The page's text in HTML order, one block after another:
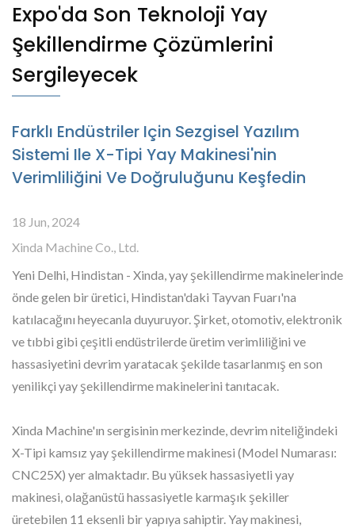
Expo'da Son Teknoloji Yay
Şekillendirme Çözümlerini
Sergileyecek
Farklı Endüstriler Için Sezgisel Yazılım
Sistemi Ile X-Tipi Yay Makinesi'nin
Verimliliğini Ve Doğruluğunu Keşfedin
18 Jun, 2024
Xinda Machine Co., Ltd.
Yeni Delhi, Hindistan - Xinda, yay şekillendirme makinelerinde
önde gelen bir üretici, Hindistan'daki Tayvan Fuarı'na
katılacağını heyecanla duyuruyor. Şirket, otomotiv, elektronik
ve tıbbi gibi çeşitli endüstrilerde üretim verimliliğini ve
hassasiyetini devrim yaratacak şekilde tasarlanmış en son
yenilikçi yay şekillendirme makinelerini tanıtacak.
Xinda Machine'ın sergisinin merkezinde, devrim niteliğindeki
X-Tipi kamsız yay şekillendirme makinesi (Model Numarası:
CNC25X) yer almaktadır. Bu yüksek hassasiyetli yay
makinesi, olağanüstü hassasiyetle karmaşık şekiller
üretebilen 11 eksenli bir yapıya sahiptir. Yay makinesi,